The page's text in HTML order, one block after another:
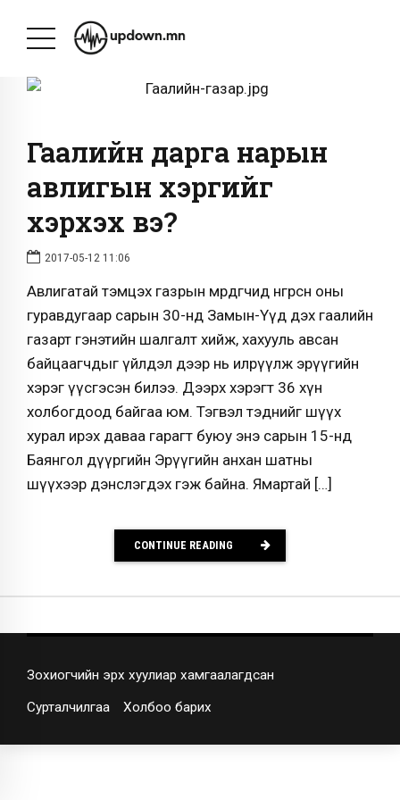
Гаалийн дарга нарын
авлигын хэргийг
хэрхэх вэ?
2017-05-12 11:06
Авлигатай тэмцэх газрын мөрдөгчид өнгөрсөн оны
гуравдугаар сарын 30-нд Замын-Үүд дэх гаалийн
газарт гэнэтийн шалгалт хийж, хахууль авсан
байцаагчдыг үйлдэл дээр нь илрүүлж эрүүгийн
хэрэг үүсгэсэн билээ. Дээрх хэрэгт 36 хүн
холбогдоод байгаа юм. Тэгвэл тэднийг шүүх
хурал ирэх даваа гарагт буюу энэ сарын 15-нд
Баянгол дүүргийн Эрүүгийн анхан шатны
шүүхээр дэнслэгдэх гэж байна. Ямартай […]
CONTINUE READING
Зохиогчийн эрх хуулиар хамгаалагдсан
Сурталчилгаа Холбоо барих